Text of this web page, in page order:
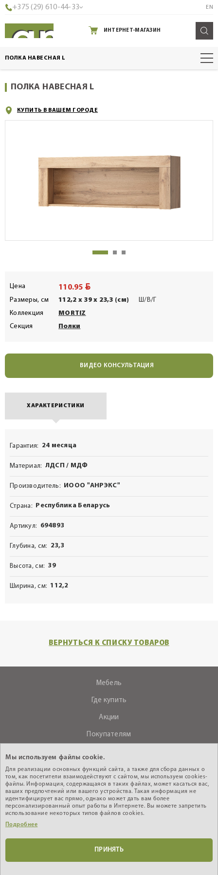
+375 (29) 610-44-33 EN
ИНТЕРНЕТ-МАГАЗИН
ПОЛКА НАВЕСНАЯ L
ПОЛКА НАВЕСНАЯ L
КУПИТЬ В ВАШЕМ ГОРОДЕ
Цена 110.95 BYN
Размеры, см 112,2 x 39 x 23,3 (см)
Ш/В/Г
Коллекция
MORTIZ
Секция
Полки
ВИДЕО КОНСУЛЬТАЦИЯ
ХАРАКТЕРИСТИКИ
Гарантия 24 месяца
Материал ЛДСП / МДФ
Производитель ИООО "АНРЭКС"
Страна Республика Беларусь
Артикул 694893
Глубина, см 23,3
Высота, см 39
Ширина, см 112,2
ВЕРНУТЬСЯ К СПИСКУ ТОВАРОВ
Мебель
Где купить
Акции
Покупателям
Контакты
+375 (29) 610-44-33
Интернет - магазин
Мы используем файлы cookie.
Для реализации основных функций сайта, а также для сбора данных о
том, как посетители взаимодействуют с сайтом, мы используем cookies-
файлы. Информация, содержащаяся в таких файлах, может касаться вас,
ваших предпочтений или вашего устройства. Такая информация не
идентифицирует вас прямо, однако может дать вам более
персонализированный опыт работы в Интернете. Вы можете запретить
использование некоторых типов файлов cookies.
Подробнее
ПРИНЯТЬ